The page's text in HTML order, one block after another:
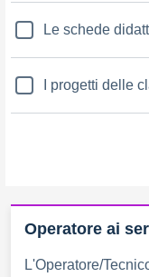
Le schede
I progetti delle
Operatore ai
L'Operatore/